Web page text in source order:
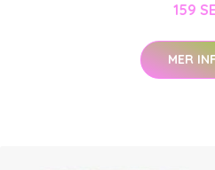
159
MER